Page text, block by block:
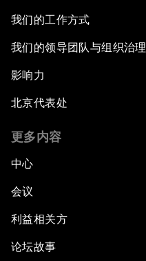
我们的工作方式
我们的领导团队与组织治理
影响力
北京代表处
更多内容
中心
会议
利益相关方
论坛故事